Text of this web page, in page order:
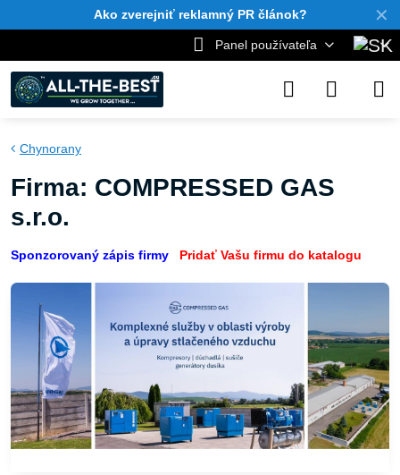
✕
Ako zverejniť reklamný PR článok?
Panel používateľa
Chynorany
Firma: COMPRESSED GAS
s.r.o.
Sponzorovaný zápis firmy Pridať Vašu firmu do katalogu